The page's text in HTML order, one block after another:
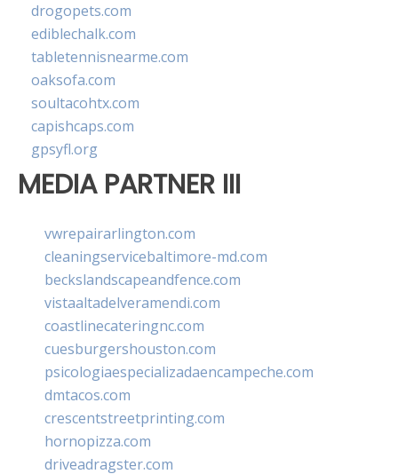
drogopets.com
ediblechalk.com
tabletennisnearme.com
oaksofa.com
soultacohtx.com
capishcaps.com
gpsyfl.org
MEDIA PARTNER III
vwrepairarlington.com
cleaningservicebaltimore-md.com
beckslandscapeandfence.com
vistaaltadelveramendi.com
coastlinecateringnc.com
cuesburgershouston.com
psicologiaespecializadaencampeche.com
dmtacos.com
crescentstreetprinting.com
hornopizza.com
driveadragster.com